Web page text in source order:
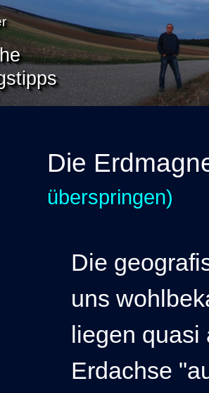
Die
überspringen)
Die
uns
liegen quasi
Erdachse